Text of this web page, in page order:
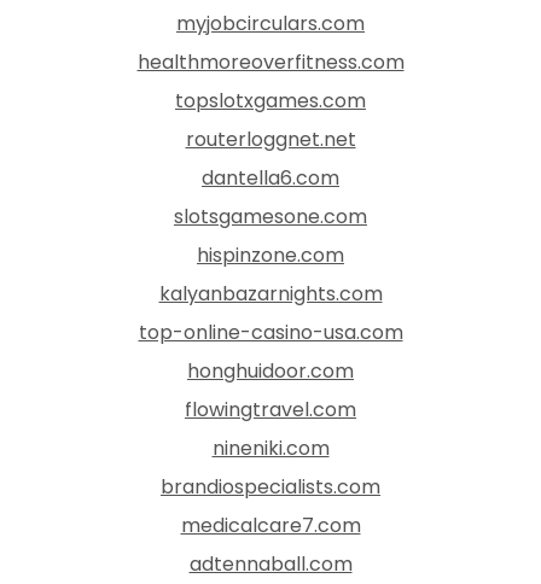
myjobcirculars.com
healthmoreoverfitness.com
topslotxgames.com
routerloggnet.net
dantella6.com
slotsgamesone.com
hispinzone.com
kalyanbazarnights.com
top-online-casino-usa.com
honghuidoor.com
flowingtravel.com
nineniki.com
brandiospecialists.com
medicalcare7.com
adtennaball.com